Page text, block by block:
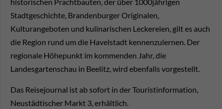
Stadtgeschichte, Brandenburger Originalen,
Kulturangeboten und kulinarischen Leckereien, gilt es auch
die Region rund um die Havelstadt kennenzulernen. Der
regionale Höhepunkt im kommenden Jahr, die
Landesgartenschau in Beelitz, wird ebenfalls vorgestellt.
Das Reisejournal ist ab sofort in der Touristinformation,
Neustädtischer Markt 3, erhältlich.